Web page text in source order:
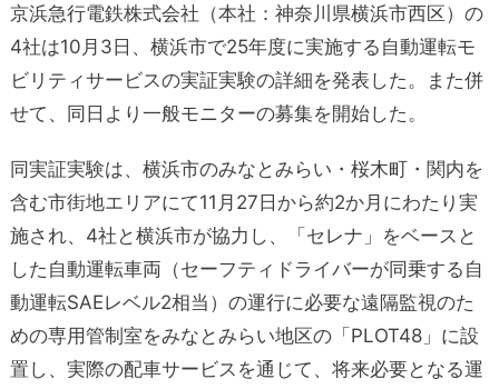
京浜急行電鉄株式会社（本社：神奈川県横浜市西区）の
4社は10月3日、横浜市で25年度に実施する自動運転モ
ビリティサービスの実証実験の詳細を発表した。また併
せて、同日より一般モニターの募集を開始した。
同実証実験は、横浜市のみなとみらい・桜木町・関内を
含む市街地エリアにて11月27日から約2か月にわたり実
施され、4社と横浜市が協力し、「セレナ」をベースと
した自動運転車両（セーフティドライバーが同乗する自
動運転SAEレベル2相当）の運行に必要な遠隔監視のた
めの専用管制室をみなとみらい地区の「PLOT48」に設
置し、実際の配車サービスを通じて、将来必要となる運